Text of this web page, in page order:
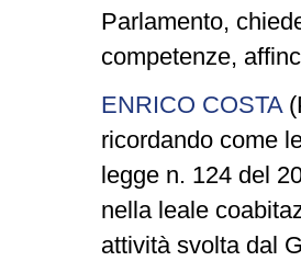
Parlamento,
competenze,
ENRICO COSTA
ricordando come
legge n. 124 del
nella leale
attività svolta dal